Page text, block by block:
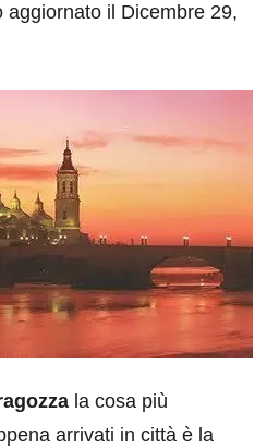
il Dicembre 29,
la cosa più
arrivati in città è la